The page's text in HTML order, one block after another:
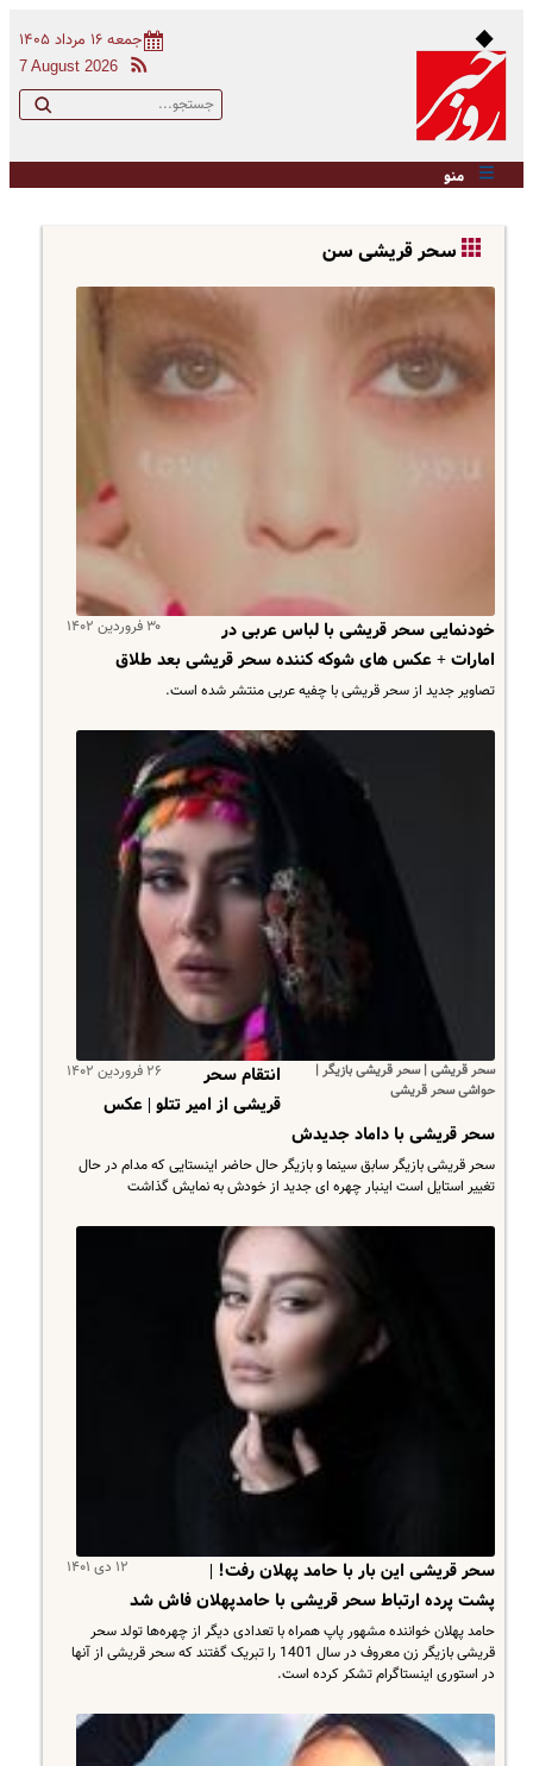
جمعه ۱۶ مرداد ۱۴۰۵
7 August 2026
منو
سحر قریشی سن
۳۰ فروردین ۱۴۰۲
خودنمایی سحر قریشی با لباس عربی در
امارات + عکس های شوکه کننده سحر قریشی بعد طلاق
تصاویر جدید از سحر قریشی با چفیه عربی منتشر شده است.
سحر قریشی | سحر قریشی بازیگر |
حواشی سحر قریشی
۲۶ فروردین ۱۴۰۲
انتقام سحر
قریشی از امیر تتلو | عکس
سحر قریشی با داماد جدیدش
سحر قریشی بازیگر سابق سینما و بازیگر حال حاضر اینستایی که مدام در حال
تغییر استایل است اینبار چهره ای جدید از خودش به نمایش گذاشت
۱۲ دی ۱۴۰۱
سحر قریشی این بار با حامد پهلان رفت! |
پشت پرده ارتباط سحر قریشی با حامدپهلان فاش شد
حامد پهلان خواننده مشهور پاپ همراه با تعدادی دیگر از چهره‌ها تولد سحر
قریشی بازیگر زن معروف در سال 1401 را تبریک گفتند که سحر قریشی از آنها
در استوری اینستاگرام تشکر کرده است.